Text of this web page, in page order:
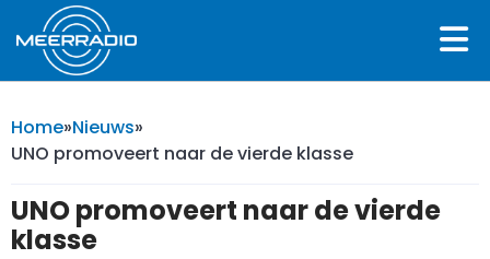
Home»Nieuws»
UNO promoveert naar de vierde klasse
UNO promoveert naar de vierde
klasse